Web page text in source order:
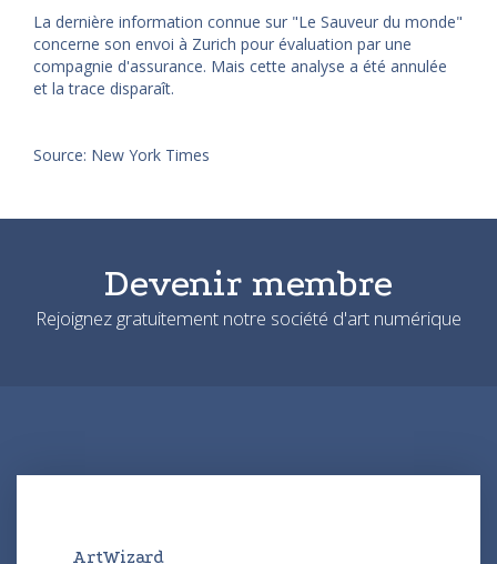
La dernière information connue sur "Le Sauveur du monde"
concerne son envoi à Zurich pour évaluation par une
compagnie d'assurance. Mais cette analyse a été annulée
et la trace disparaît.
Source: New York Times
Devenir membre
Rejoignez gratuitement notre société d'art numérique
ArtWizard